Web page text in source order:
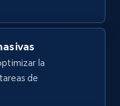
la
de